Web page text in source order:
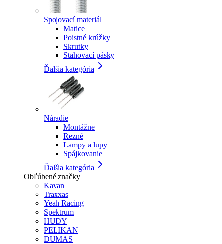
Spojovací materiál
Matice
Poistné krúžky
Skrutky
Stahovací pásky
Ďalšia kategória
Náradie
Montážne
Rezné
Lampy a lupy
Spájkovanie
Ďalšia kategória
Obľúbené značky
Kavan
Traxxas
Yeah Racing
Spektrum
HUDY
PELIKAN
DUMAS